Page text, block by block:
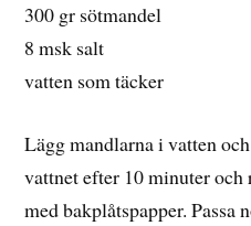
300 gr sötmandel
8 msk salt
vatten som täcker
Lägg mandlarna i vatten
vattnet efter 10 minuter och
med bakplåtspapper. Passa